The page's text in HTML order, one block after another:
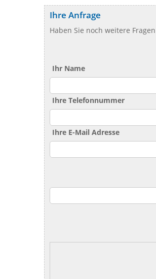
Ihre Anfrage
Haben Sie noch weitere
Ihr Name
Ihre Telefonnummer
Ihre E-Mail Adresse